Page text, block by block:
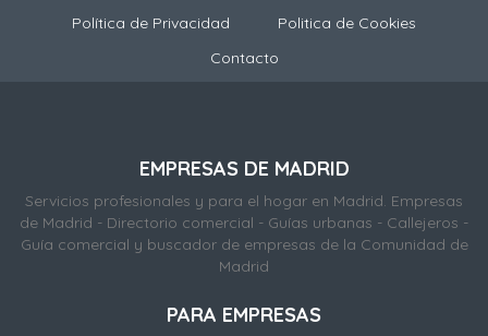
Política de Privacidad
Politica de Cookies
Contacto
EMPRESAS DE MADRID
Servicios profesionales y para el hogar en Madrid. Empresas
de Madrid - Directorio comercial - Guías urbanas - Callejeros -
Guía comercial y buscador de empresas de la Comunidad de
Madrid
PARA EMPRESAS